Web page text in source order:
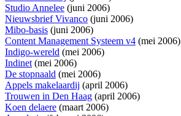
Studio Annelee (juni 2006)
Nieuwsbrief Vivanco (juni 2006)
Mibo-basis (juni 2006)
Content Management Systeem v4 (mei 2006)
Indigo-wereld (mei 2006)
Indinet(mei 2006)
De stopnaald (mei 2006)
Appels makelaardij (april 2006)
Trouwen in Den Haag (april 2006)
Koen delaere (maart 2006)